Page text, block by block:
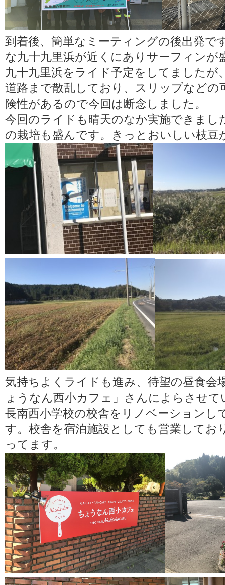
到着後、簡単なミーティングの後出発で
な九十九里浜が近くにありサーフィンが
九十九里浜をライド予定をしてましたが
道路まで散乱しており、スリップなどの
険性があるので今回は断念しました。
今回のライドも晴天のなか実施できまし
の栽培も盛んです。きっとおいしい枝豆
気持ちよくライドも進み、待望の昼食会
ょうなん西小カフェ」さんによらさせ
長南西小学校の校舎をリノベーションし
す。校舎を宿泊施設としても営業してお
ってます。